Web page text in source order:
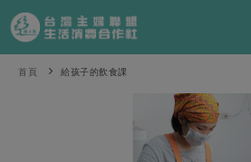
產品分類
當令水果
首頁 給孩子的飲食課